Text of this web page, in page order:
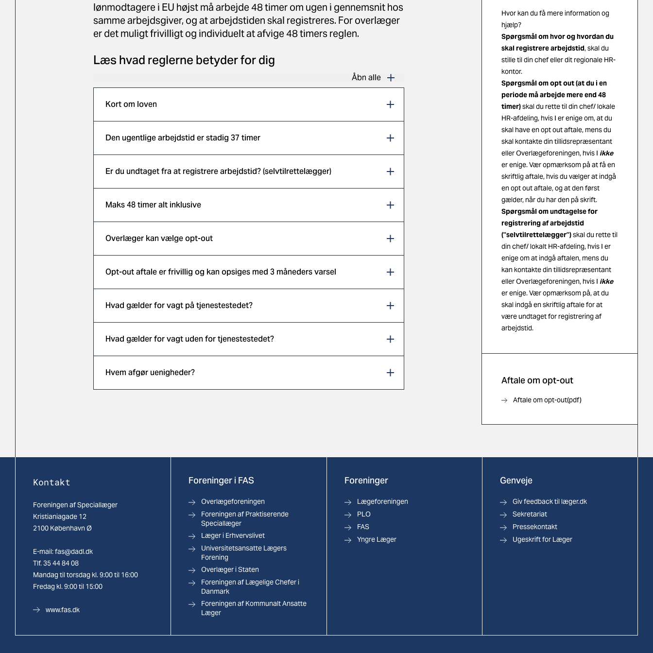
lønmodtagere i EU højst må arbejde 48 timer om ugen i gennemsnit hos
samme arbejdsgiver, og at arbejdstiden skal registreres. For overlæger
er det muligt frivilligt og individuelt at afvige 48 timers reglen.
Læs hvad reglerne betyder for dig
Åbn alle
Kort om loven
Den ugentlige arbejdstid er stadig 37 timer
Er du undtaget fra at registrere arbejdstid? (selvtilrettelægger)
Maks 48 timer alt inklusive
Overlæger kan vælge opt-out
Opt-out aftale er frivillig og kan opsiges med 3 måneders varsel
Hvad gælder for vagt på tjenestestedet?
Hvad gælder for vagt uden for tjenestestedet?
Hvem afgør uenigheder?
Hvor kan du få mere information og
hjælp?
Spørgsmål om hvor og hvordan du
skal registrere arbejdstid, skal du
stille til din chef eller dit regionale HR-
kontor.
Spørgsmål om opt out (at du i en
periode må arbejde mere end 48
timer)skal du rette til din chef/ lokale
HR-afdeling, hvis I er enige om, at du
skal have en opt out aftale, mens du
skal kontakte dintillidsrepræsentant
ellerOverlægeforeningen, hvis I ikke
er enige. Vær opmærksom på at få en
skriftlig aftale, hvis du vælger at indgå
en opt out aftale, og at den først
gælder, når du har den på skrift.
Spørgsmål om undtagelse for
registrering af arbejdstid
(”selvtilrettelægger”)skal du rette til
din chef/ lokalt HR-afdeling, hvis I er
enige om at indgå aftalen, mens du
kan kontakte dintillidsrepræsentant
ellerOverlægeforeningen, hvis I ikke
er enige. Vær opmærksom på, at du
skal indgå en skriftlig aftale for at
være undtaget for registrering af
arbejdstid.
Aftale om opt-out
Aftale om opt-out(pdf)
Kontakt
Foreningen af Speciallæger
Kristianiagade 12
2100 København Ø
E-mail:fas@dadl.dk
Tlf. 35 44 84 08
Mandag til torsdag kl. 9:00 til 16:00
Fredag kl. 9:00 til 15:00
www.fas.dk
Foreninger i FAS
Overlægeforeningen
Foreningen af Praktiserende
Speciallæger
Læger i Erhvervslivet
Universitetsansatte Lægers
Forening
Overlæger i Staten
Foreningen af Lægelige Chefer i
Danmark
Foreningen af Kommunalt Ansatte
Læger
Foreninger
Lægeforeningen
PLO
FAS
Yngre Læger
Genveje
Giv feedback til læger.dk
Sekretariat
Pressekontakt
Ugeskrift for Læger